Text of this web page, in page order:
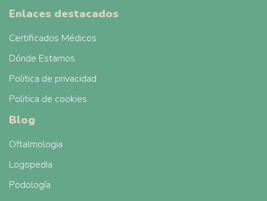
Enlaces destacados
Certificados Médicos
Dónde Estamos
Politica de privacidad
Politica de cookies
Blog
Oftalmologia
Logopedia
Podología